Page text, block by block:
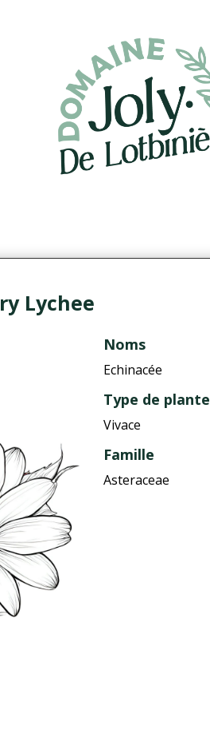
Lychee
Noms
Echinacée
Type de plante
Vivace
Famille
Asteraceae